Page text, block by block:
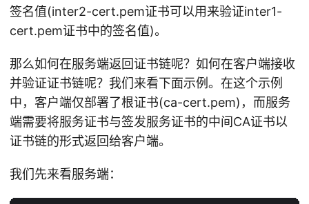
签名值(inter2-cert.pem证书可以用来验证inter1-
cert.pem证书中的签名值)。
那么如何在服务端返回证书链呢？如何在客户端接收
并验证证书链呢？我们来看下面示例。在这个示例
中，客户端仅部署了根证书(ca-cert.pem)，而服务
端需要将服务证书与签发服务证书的中间CA证书以
证书链的形式返回给客户端。
我们先来看服务端：